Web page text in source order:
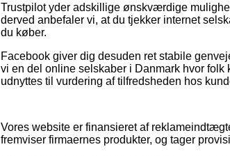
Trustpilot yder adskillige ønskværdige
derved anbefaler vi, at du tjekker internet
du køber.
Facebook giver dig desuden ret stabile
vi en del online selskaber i Danmark hvor
udnyttes til vurdering af tilfredsheden hos
Vores website er finansieret af
fremviser firmaernes produkter, og tager